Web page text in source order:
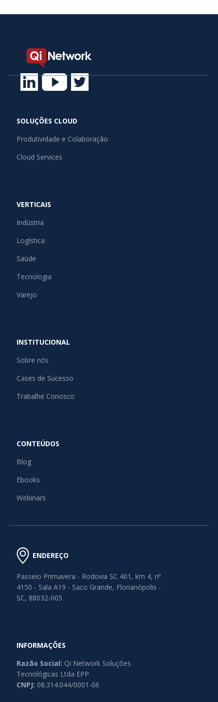
SOLUÇÕES CLOUD
Produtividade e Colaboração
Cloud Services
VERTICAIS
Indústria
Logística
Saúde
Tecnologia
Varejo
INSTITUCIONAL
Sobre nós
Cases de Sucesso
Trabalhe Conosco
CONTEÚDOS
Blog
Ebooks
Webinars
ENDEREÇO
Passeio Primavera - Rodovia SC 401, km 4, nº
4150 - Sala A19 - Saco Grande, Florianópolis -
SC, 88032-005
INFORMAÇÕES
Razão Social: Qi Network Soluções
Tecnológicas Ltda EPP
CNPJ: 08.314.044/0001-06